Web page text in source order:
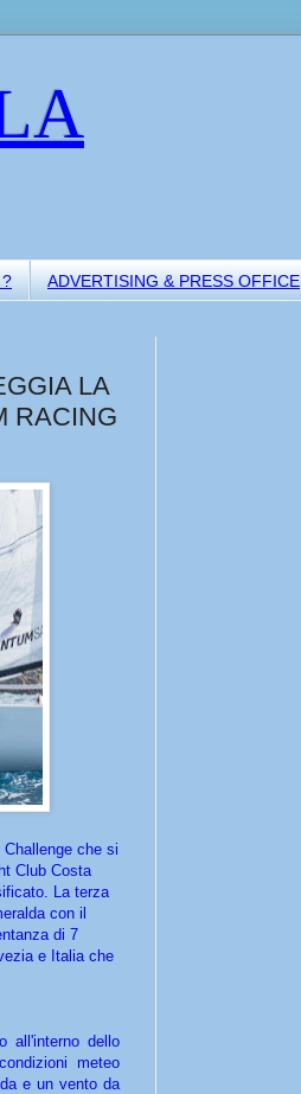
? ADVERTISING & PRESS OFFICE
LA
RACING
che si
Club Costa
La terza
con il
di 7
e Italia che
all'interno dello
meteo
e un vento da